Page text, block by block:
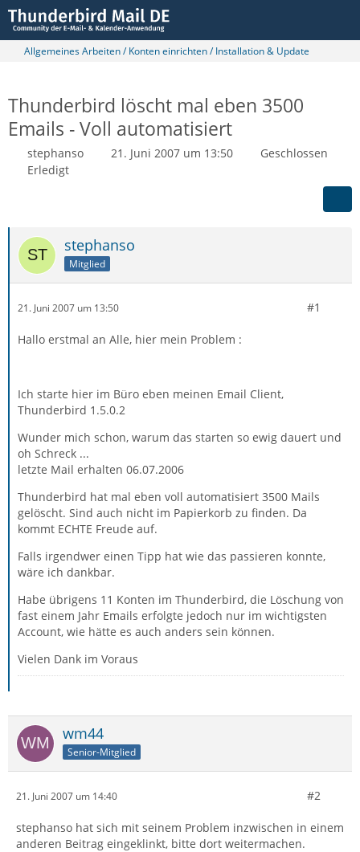
Allgemeines Arbeiten / Konten einrichten / Installation & Update
Thunderbird löscht mal eben 3500
Emails - Voll automatisiert
stephanso 21. Juni 2007 um 13:50
Geschlossen
Erledigt
stephanso
Mitglied
21. Juni 2007 um 13:50 #1
Hallo erstmal an Alle, hier mein Problem :
Ich starte hier im Büro eben meinen Email Client,
Thunderbird 1.5.0.2
Wunder mich schon, warum das starten so ewig dauert und
oh Schreck ...
letzte Mail erhalten 06.07.2006
Thunderbird hat mal eben voll automatisiert 3500 Mails
gelöscht. Sind auch nicht im Papierkorb zu finden. Da
kommt ECHTE Freude auf.
Falls irgendwer einen Tipp hat wie das passieren konnte,
wäre ich dankbar.
Habe übrigens 11 Konten im Thunderbird, die Löschung von
fast einem Jahr Emails erfolgte jedoch nur im wichtigsten
Account, wie hätte es auch anders sein können.
Vielen Dank im Voraus
wm44
Senior-Mitglied
21. Juni 2007 um 14:40 #2
stephanso hat sich mit seinem Problem inzwischen in einem
anderen Beitrag eingeklinkt, bitte dort weitermachen.